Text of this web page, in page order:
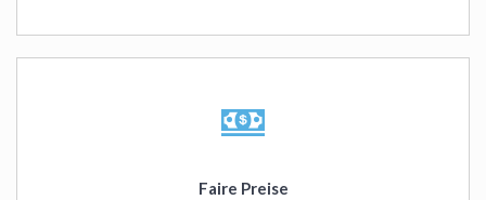
Faire Preise